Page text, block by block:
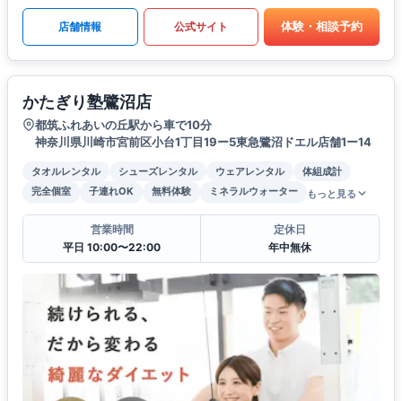
店舗情報 公式サイト 体験・相談予約
かたぎり塾鷺沼店
都筑ふれあいの丘駅から車で10分
神奈川県川崎市宮前区小台1丁目19ー5東急鷺沼ドエル店舗1ー14
タオルレンタル シューズレンタル ウェアレンタル
体組成計
完全個室
子連れOK 無料体験 ミネラルウォーター もっと見る
営業時間
平日 10:00〜22:00
定休日
年中無休